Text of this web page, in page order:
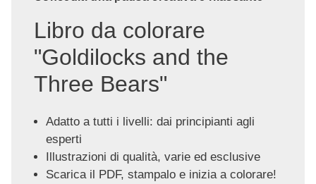
Libro da colorare
"Goldilocks and the
Three Bears"
Adatto a tutti i livelli: dai principianti agli
esperti
Illustrazioni di qualità, varie ed esclusive
Scarica il PDF, stampalo e inizia a colorare!